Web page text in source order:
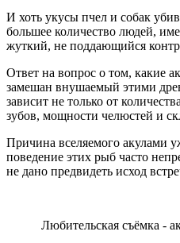
И хоть укусы пчел и собак
большее количество людей,
жуткий, не поддающийся
Ответ на вопрос о том, какие
замешан внушаемый этими
зависит не только от
зубов, мощности челюстей и
Причина вселяемого акулами
поведение этих рыб часто
не дано предвидеть исход
Любительская съёмка -